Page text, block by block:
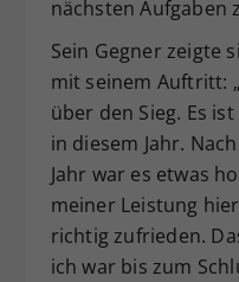
nächsten Aufgaben
Sein Gegner zeigte
mit seinem Auftritt:
über den Sieg. Es
in diesem Jahr.
Jahr war es etwas
meiner Leistung
richtig zufrieden.
ich war bis zum